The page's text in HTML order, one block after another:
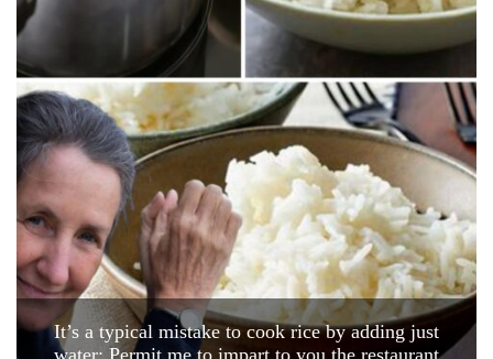
It’s a typical mistake to cook rice by adding just